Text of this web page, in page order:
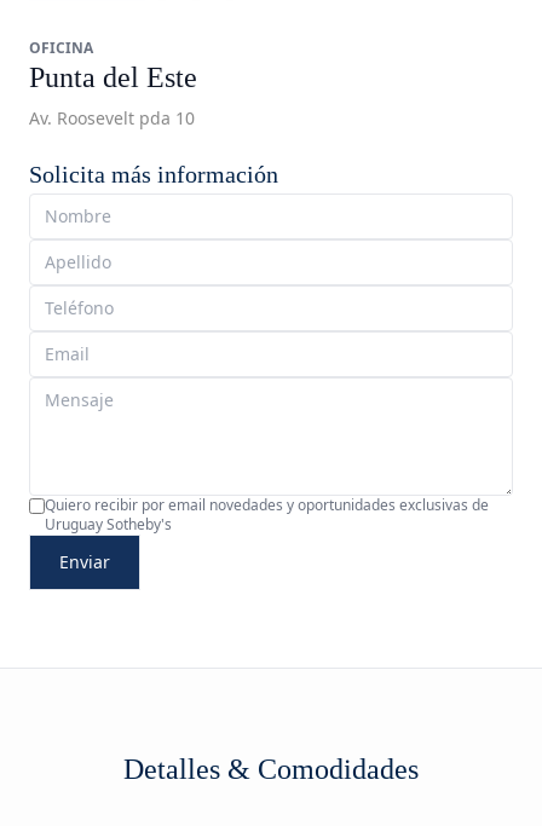
OFICINA
Punta del Este
Av. Roosevelt pda 10
Solicita más información
Quiero recibir por email novedades y oportunidades exclusivas de
Uruguay Sotheby's
Enviar
Detalles & Comodidades